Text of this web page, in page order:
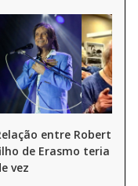
entre Roberto
de Erasmo teria
vez